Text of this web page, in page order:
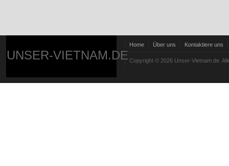
UNSER-VIETNAM.DE
Home Über uns Kontaktiere uns
Copyright © 2026 Unser-Vietnam.de.